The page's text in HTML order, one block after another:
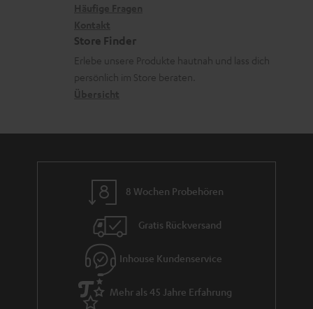
u
r
r
a
k
o
d
a
n
Store Finder
Erlebe unsere Produkte hautnah und lass dich
persönlich im Store beraten.
8 Wochen Probehören
Gratis Rückversand
Inhouse Kundenservice
Mehr als 45 Jahre Erfahrung